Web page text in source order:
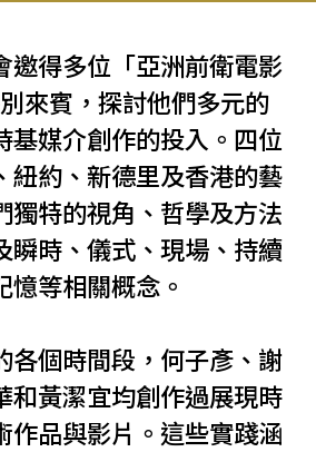
邀得多位「亞洲前衛電影
來賓，探討他們多元的
基媒介創作的投入。四位
紐約、新德里及香港的藝
獨特的視角、哲學及方法
瞬時、儀式、現場、持續
憶等相關概念。
各個時間段，何子彥、謝
和黃潔宜均創作過展現時
作品與影片。這些實踐涵